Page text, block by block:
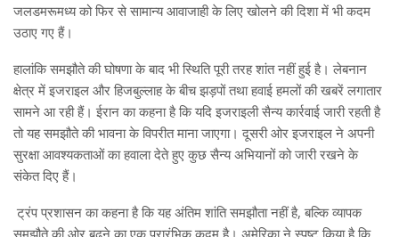
जलडमरूमध्य को फिर से सामान्य आवाजाही के लिए खोलने की दिशा में भी कदम
उठाए गए हैं।
हालांकि समझौते की घोषणा के बाद भी स्थिति पूरी तरह शांत नहीं हुई है। लेबनान
क्षेत्र में इजराइल और हिजबुल्लाह के बीच झड़पों तथा हवाई हमलों की खबरें लगातार
सामने आ रही हैं। ईरान का कहना है कि यदि इजराइली सैन्य कार्रवाई जारी रहती है
तो यह समझौते की भावना के विपरीत माना जाएगा। दूसरी ओर इजराइल ने अपनी
सुरक्षा आवश्यकताओं का हवाला देते हुए कुछ सैन्य अभियानों को जारी रखने के
संकेत दिए हैं।
ट्रंप प्रशासन का कहना है कि यह अंतिम शांति समझौता नहीं है, बल्कि व्यापक
समझौते की ओर बढ़ने का एक प्रारंभिक कदम है। अमेरिका ने स्पष्ट किया है कि